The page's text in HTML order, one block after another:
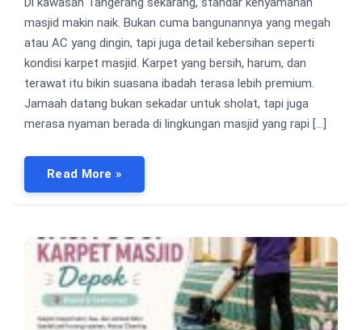
masjid makin naik. Bukan cuma bangunannya yang megah
atau AC yang dingin, tapi juga detail kebersihan seperti
kondisi karpet masjid. Karpet yang bersih, harum, dan
terawat itu bikin suasana ibadah terasa lebih premium.
Jamaah datang bukan sekadar untuk sholat, tapi juga
merasa nyaman berada di lingkungan masjid yang rapi […]
Read More »